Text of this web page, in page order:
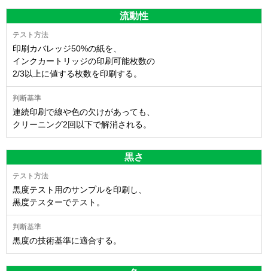
流動性
印刷カバレッジ50%の紙を、
インクカートリッジの印刷可能枚数の
2/3以上に値する枚数を印刷する。
連続印刷で線や色の欠けがあっても、
クリーニング2回以下で解消される。
黒さ
黒度テスト用のサンプルを印刷し、
黒度テスターでテスト。
黒度の技術基準に適合する。